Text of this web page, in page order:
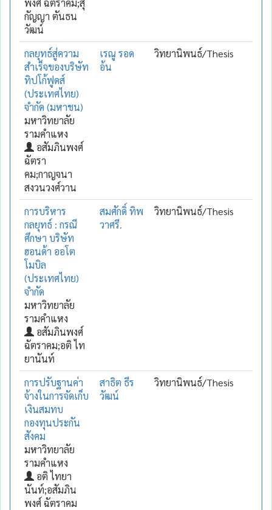
กัญญา ตันธน
วัฒน์
กลยุทธ์สู่ความ
สำเร็จของบริษัท
ทิปโก้ฟูดส์
(ประเทศไทย)
จำกัด (มหาชน)
มหาวิทยาลัย
รามคำแหง
อสัมภินพงศ์
ฉัตรา
คม;กาญจนา
สงวนวงศ์วาน
เรณู รอด
อ้น
วิทยานิพนธ์/Thesis
การบริหาร
กลยุทธ์ : กรณี
ศึกษา บริษัท
ฮอนด้า ออโต
โมบิล
(ประเทศไทย)
จำกัด
มหาวิทยาลัย
รามคำแหง
อสัมภินพงศ์
ฉัตราคม;อติ ไท
ยานันท์
สมศักดิ์ ทิพ
วาศรี.
วิทยานิพนธ์/Thesis
การปรับฐานค่า
จ้างในการจัดเก็บ
เงินสมทบ
กองทุนประกัน
สังคม
มหาวิทยาลัย
รามคำแหง
อติ ไทยา
นันท์;อสัมภิน
พงศ์ ฉัตราคม
สาธิต ธีร
วัฒน์
วิทยานิพนธ์/Thesis